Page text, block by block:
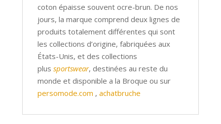
coton épaisse souvent ocre-brun. De nos
jours, la marque comprend deux lignes de
produits totalement différentes qui sont
les collections d’origine, fabriquées aux
États-Unis, et des collections
plus sportswear, destinées au reste du
monde et disponible a la Broque ou sur
persomode.com , achatbruche